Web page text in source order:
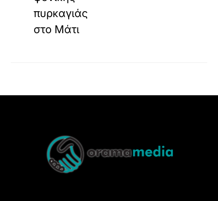
πυρκαγιάς
στο Μάτι
Top